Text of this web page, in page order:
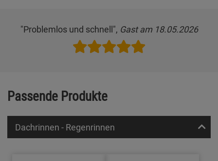
"Problemlos und schnell", Gast am 18.05.2026
Passende Produkte
Dachrinnen - Regenrinnen